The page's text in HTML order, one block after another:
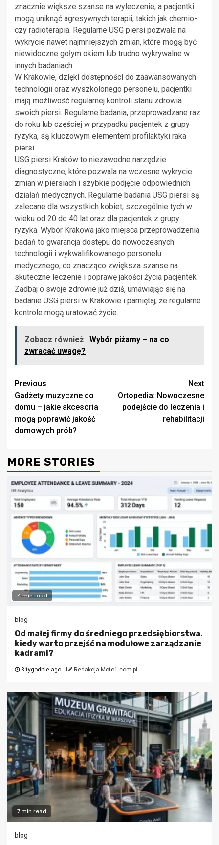
znacznie większe szanse na wyleczenie, a pacjentki
mogą uniknąć agresywnych terapii, takich jak chemio-
czy radioterapia. Regularne USG piersi pozwala na
wykrycie nawet najmniejszych zmian, które mogą być
niewidoczne gołym okiem lub trudno wykrywalne w
innych badaniach.
W Krakowie, dzięki dostępności do zaawansowanych
technologii oraz wyszkolonego personelu, pacjentki
mają możliwość regularnej kontroli stanu zdrowia
swoich piersi. Regularne badania, przeprowadzane raz
do roku lub częściej w przypadku pacjentek z grupy
ryzyka, są kluczowym elementem profilaktyki raka
piersi.
USG piersi Kraków to niezawodne narzędzie
diagnostyczne, które pozwala na wczesne wykrycie
zmian w piersiach i szybkie podjęcie odpowiednich
działań medycznych. Regularne badania USG piersi są
zalecane dla wszystkich kobiet, szczególnie tych w
wieku od 20 do 40 lat oraz dla pacjentek z grupy
ryzyka. Wybór Krakowa jako miejsca przeprowadzenia
badań to gwarancja dostępu do nowoczesnych
technologii i wykwalifikowanego personelu
medycznego, co znacząco zwiększa szanse na
skuteczne leczenie i poprawę jakości życia pacjentek.
Zadbaj o swoje zdrowie już dziś, umawiając się na
badanie USG piersi w Krakowie i pamiętaj, że regularne
kontrole mogą uratować życie.
Zobacz również
Wybór piżamy – na co
zwracać uwagę?
Continue
Reading
Previous
Gadżety muzyczne do
domu – jakie akcesoria
mogą poprawić jakość
domowych prób?
Next
Ortopedia: Nowoczesne
podejście do leczenia i
rehabilitacji
MORE STORIES
4 min read
blog
Od małej firmy do średniego przedsiębiorstwa.
kiedy warto przejść na modułowe zarządzanie
kadrami?
3 tygodnie ago Redakcja Moto1.com.pl
7 min read
blog